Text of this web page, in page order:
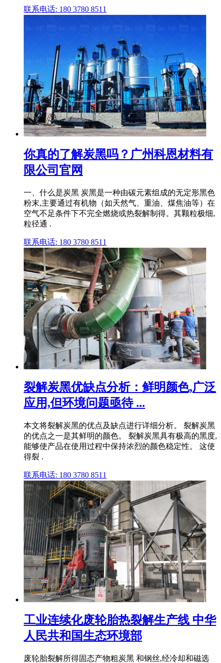
联系电话: 180 3780 8511
你真的了解炭黑吗？广州科恩材料有
限公司官网
一、什么是炭黑 炭黑是一种由碳元素组成的无定形黑色
粉末,主要通过有机物（如天然气、重油、煤焦油等）在
空气不足条件下不完全燃烧或热裂解制得。其颗粒极细,
粒径通 .
联系电话: 180 3780 8511
裂解炭黑优缺点分析：鲜明颜色,广泛
应用,但环境问题亟待 ...
本文将裂解炭黑的优点及缺点进行详细分析。 裂解炭黑
的优点之一是其鲜明的颜色。 裂解炭黑具有极高的黑度,
能够使产品在使用过程中保持浓烈的颜色稳定性。 这使
得裂 .
联系电话: 180 3780 8511
工业连续化废轮胎热裂解生产线 中华
人民共和国生态环境部
废轮胎裂解所得固态产物粗炭黑 和钢丝,经冷却和磁选